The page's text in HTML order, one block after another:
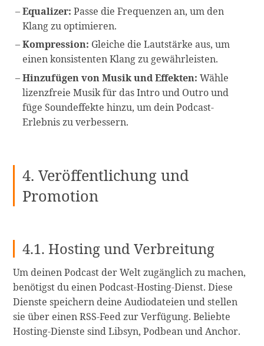
Equalizer: Passe die Frequenzen an, um den
Klang zu optimieren.
Kompression: Gleiche die Lautstärke aus, um
einen konsistenten Klang zu gewährleisten.
Hinzufügen von Musik und Effekten: Wähle
lizenzfreie Musik für das Intro und Outro und
füge Soundeffekte hinzu, um dein Podcast-
Erlebnis zu verbessern.
4. Veröffentlichung und
Promotion
4.1. Hosting und Verbreitung
Um deinen Podcast der Welt zugänglich zu machen,
benötigst du einen Podcast-Hosting-Dienst. Diese
Dienste speichern deine Audiodateien und stellen
sie über einen RSS-Feed zur Verfügung. Beliebte
Hosting-Dienste sind Libsyn, Podbean und Anchor.